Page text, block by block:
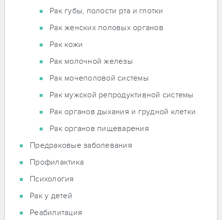
Рак губы, полости рта и глотки
Рак женских половых органов
Рак кожи
Рак молочной железы
Рак мочеполовой системы
Рак мужской репродуктивной системы
Рак органов дыхания и грудной клетки
Рак органов пищеварения
Предраковые заболевания
Профилактика
Психология
Рак у детей
Реабилитация